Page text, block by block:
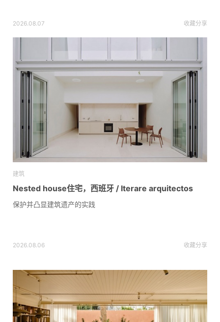
2026.08.07 收藏分享
建筑
Nested house住宅，西班牙 / Iterare arquitectos
保护并凸显建筑遗产的实践
2026.08.06 收藏分享